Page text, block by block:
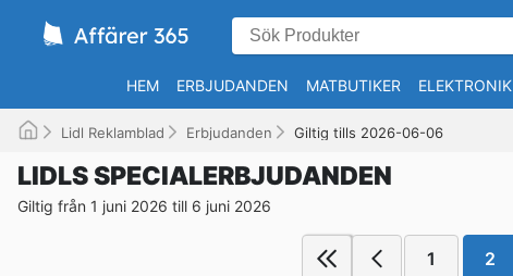
HEM ERBJUDANDEN MATBUTIKER ELEKTRONIK
Lidl Reklamblad Erbjudanden Giltig tills 2026-06-06
LIDLS SPECIALERBJUDANDEN
Giltig från 1 juni 2026 till 6 juni 2026
1 2